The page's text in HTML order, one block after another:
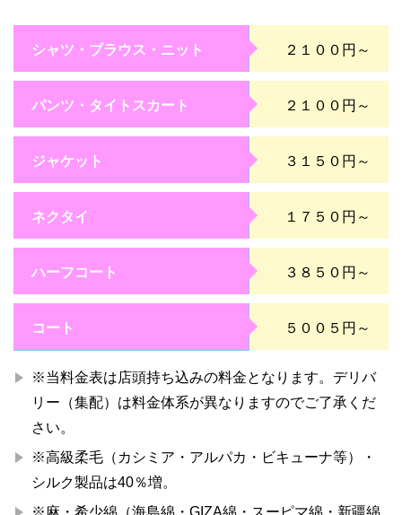
シャツ・ブラウス・ニット ２１００円～
パンツ・タイトスカート ２１００円～
ジャケット ３１５０円～
ネクタイ １７５０円～
ハーフコート ３８５０円～
コート ５００５円～
※当料金表は店頭持ち込みの料金となります。デリバ
リー（集配）は料金体系が異なりますのでご了承くだ
さい。
※高級柔毛（カシミア・アルパカ・ビキューナ等）・
シルク製品は40％増。
※麻・希少綿（海島綿・GIZA綿・スーピマ綿・新疆綿